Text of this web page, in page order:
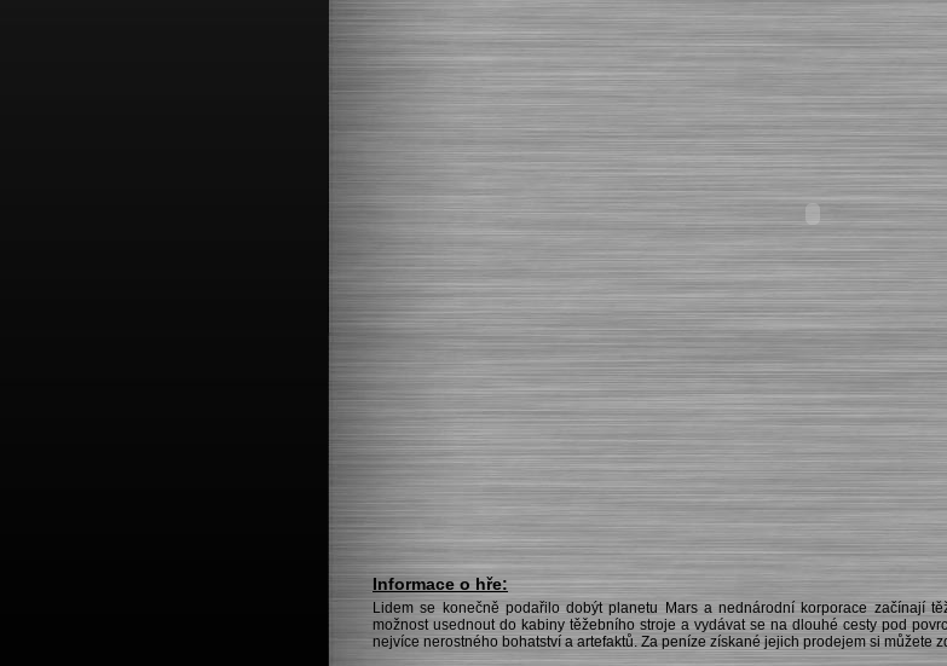
Informace o hře:
Lidem se konečně podařilo dobýt planetu Mars a nednárodní korporace začínají
možnost usednout do kabiny těžebního stroje a vydávat se na dlouhé cesty pod
nejvíce nerostného bohatství a artefaktů. Za peníze získané jejich prodejem si můžete